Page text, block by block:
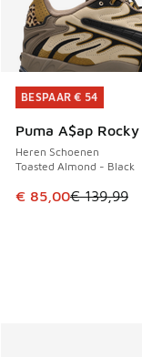
BESPAAR € 54
Puma A$ap
Heren Schoenen
Toasted Almond - Black
Dit artikel is in de
€ 85,00€ 139,99
BESPAAR € 54